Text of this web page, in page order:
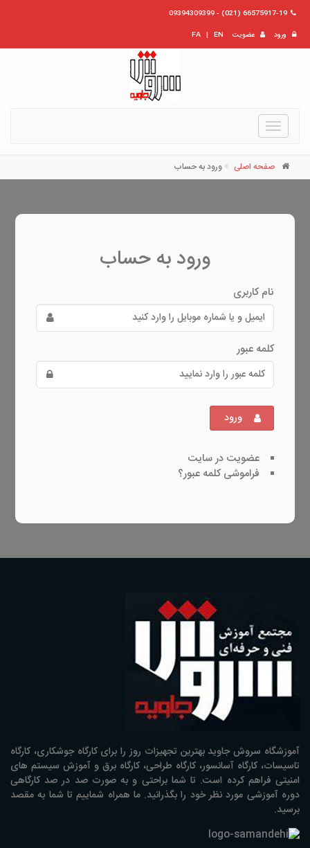
66575917-19 (021) - 09394309399
ورود
عضویت EN
|
FA
Toggle
navigation
صفحه اصلی ورود به حساب
ورود به حساب
نام کاربری
کلمه عبور
ورود
عضویت در سایت
فراموشی کلمه عبور؟
آموزشگاه سروش جاوید بهترین تجهیزات روز را برای کارگاه جوشکاری، کارگاه
تاسیسات، کارگاه آسانسور، کارگاه طراحی، کارگاه برق و آموزش سیستم های
امنیتی فراهم کرده است. تا شما براحتی و به صورت صد در صد کارگاهی
دوره آموزشی مورد نظر خود را بگذرانید. ما همراه شماییم تا شما به مقصد
برسید.